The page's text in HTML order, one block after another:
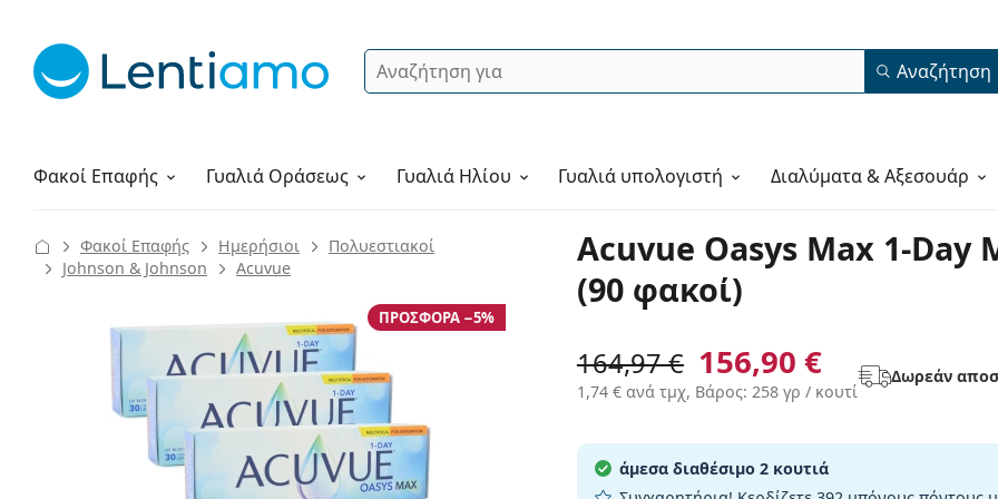
Αναζήτηση Αναζήτηση
Φακοί Επαφής
Υγρά φακών ΓυαλιάΟράσεως Γυαλιά Ηλίου Γυαλιά υπολογιστή Διαλύματα & Αξεσουάρ
Πώς να παραγγείλετε
Acuvue Oasys Max 1-
(90 φακοί)
Φακοί Επαφής Ημερήσιοι
Πολυεστιακοί
Johnson & Johnson
Acuvue
ΠΡΟΣΦΟΡΆ −5%
164,97 € 156,90 €
1,74 €ανά τμχ, Βάρος: 258 γρ / κουτί
Δωρεάν
άμεσα διαθέσιμο 2 κουτιά